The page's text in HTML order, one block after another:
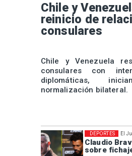
El
Claudio
sobre
DEPORTES
Chile y
reinicio de
consulares
Chile y Venezuela
consulares con
diplomáticas,
normalización bilateral.